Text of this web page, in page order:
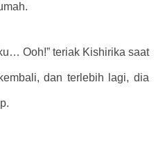
Ooh!” teriak Kishirika saat
dan terlebih lagi, dia